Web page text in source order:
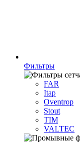
Фильтры
FAR
Itap
Oventrop
Stout
TIM
VALTEC